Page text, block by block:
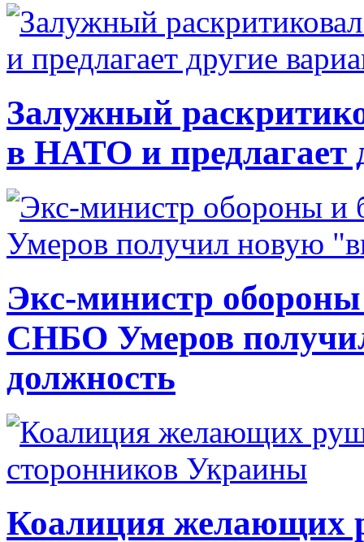
Залужный
в НАТО и предлагает
Экс-министр
СНБО Умеров
должность
Коалиция желающих